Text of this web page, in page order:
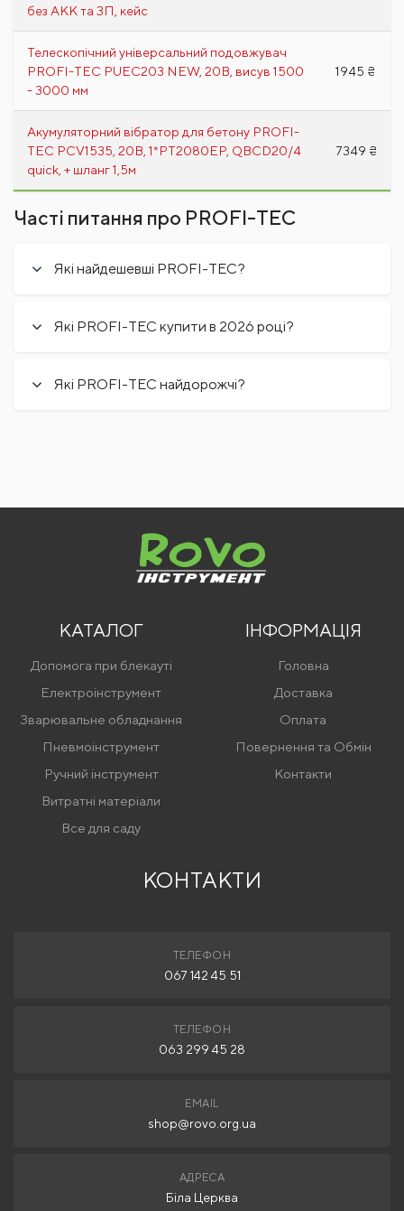
без АКК та ЗП, кейс
Телескопічний універсальний подовжувач
PROFI-TEC PUEC203 NEW, 20В, висув 1500
- 3000 мм
1945 ₴
Акумуляторний вібратор для бетону PROFI-
TEC PCV1535, 20В, 1*PT2080EP, QBCD20/4
quick, + шланг 1,5м
7349 ₴
Часті питання про PROFI-TEC
Які найдешевші PROFI-TEC?
Які PROFI-TEC купити в 2026 році?
Які PROFI-TEC найдорожчі?
КАТАЛОГ
Допомога при блекауті
Електроінструмент
Зварювальне обладнання
Пневмоінструмент
Ручний інструмент
Витратні матеріали
Все для саду
ІНФОРМАЦІЯ
Головна
Доставка
Оплата
Повернення та Обмін
Контакти
КОНТАКТИ
ТЕЛЕФОН
067 142 45 51
ТЕЛЕФОН
063 299 45 28
EMAIL
shop@rovo.org.ua
АДРЕСА
Біла Церква